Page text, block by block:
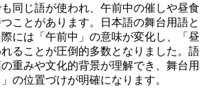
同じ語が使われ、午前中の催しや昼食
ことがあります。日本語の舞台用語と
には「午前中」の意味が変化し、「昼
ることが圧倒的多数となりました。語
重みや文化的背景が理解でき、舞台用
の位置づけが明確になります。